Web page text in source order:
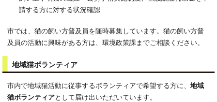
請する方に対する状況確認
市では、猫の飼い方普及員を随時募集しています。猫の飼い方普
及員の活動に興味がある方は、環境政策課までご相談ください。
地域猫ボランティア
市内で地域猫活動に従事するボランティアで希望する方に、 地域
猫ボランティアとして届け出いただいています。